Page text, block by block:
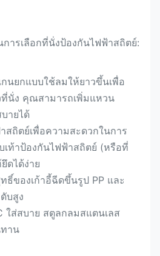
การเลือกที่นั่งป้องกันไฟฟ้าสถิตย์:
นยกแบบใช้ลมให้ยาวขึ้นเพื่อ
นั่ง คุณสามารถเพิ่มแหวน
ายได้
สถิตย์เพื่อความสะดวกในการ
เท้าป้องกันไฟฟ้าสถิตย์ (หรือที่
ดได้ง่าย
ธิ์ของเก้าอี้ฉีดขึ้นรูป PP และ
บสูง
ใส่สบาย สตูลกลมสแตนเลส
าน